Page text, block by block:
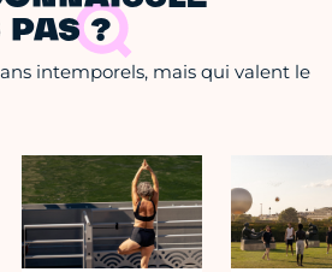
PAS ?
intemporels, mais qui valent le